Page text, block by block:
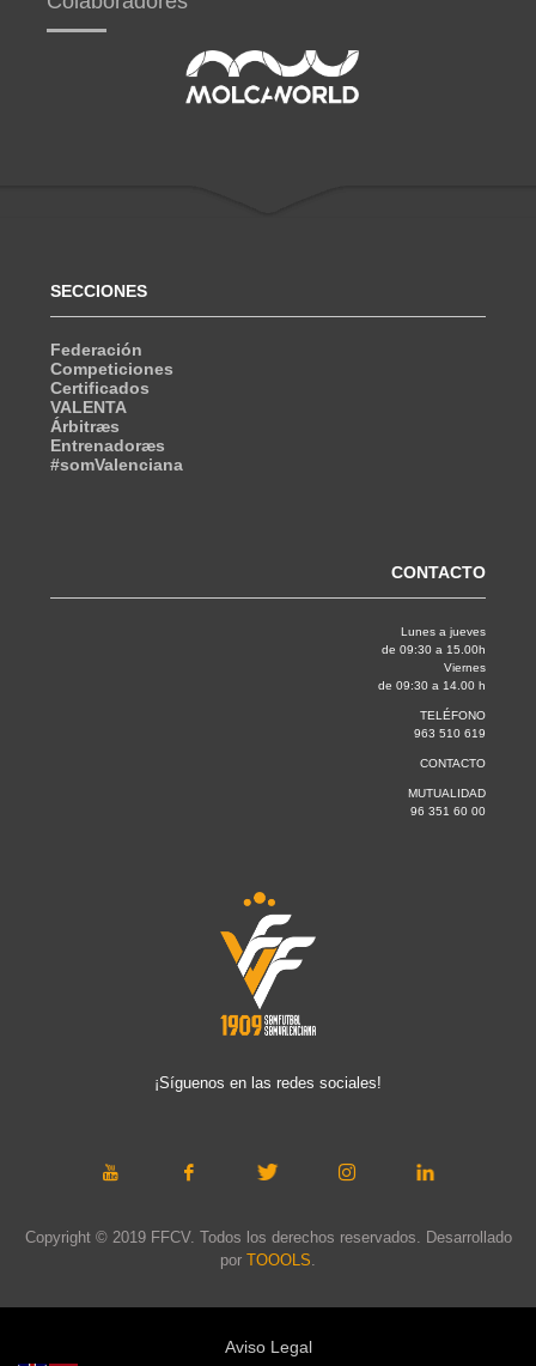
SECCIONES
Federación
Competiciones
Certificados
VALENTA
Árbitræs
Entrenadoræs
#somValenciana
CONTACTO
Lunes a jueves
de 09:30 a 15.00h
Viernes
de 09:30 a 14.00 h
TELÉFONO
963 510 619
CONTACTO
MUTUALIDAD
96 351 60 00
¡Síguenos en las redes sociales!
Copyright © 2019 FFCV. Todos los derechos reservados. Desarrollado
por TOOOLS.
Aviso Legal